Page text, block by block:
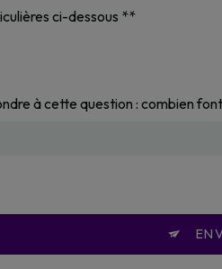
ci-dessous **
à cette question : combien